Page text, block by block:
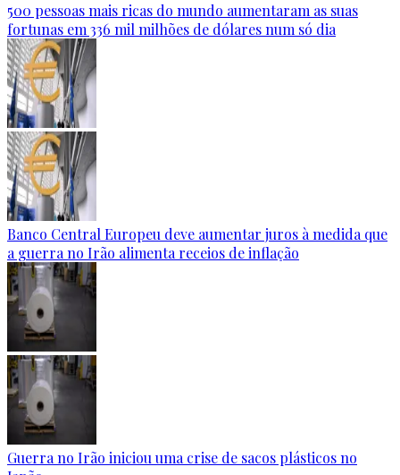
500 pessoas mais ricas do mundo aumentaram as suas
fortunas em 336 mil milhões de dólares num só dia
Banco Central Europeu deve aumentar juros à medida que
a guerra no Irão alimenta receios de inflação
Guerra no Irão iniciou uma crise de sacos plásticos no